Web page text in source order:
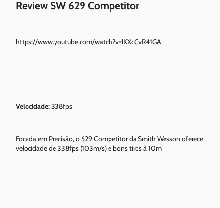
Review SW 629 Competitor
https://www.youtube.com/watch?v=lKXcCvR41GA
Velocidade:338fps
Focada em Precisão, o 629 Competitor da Smith Wesson oferece
velocidade de 338fps (103m/s) e bons tiros à 10m